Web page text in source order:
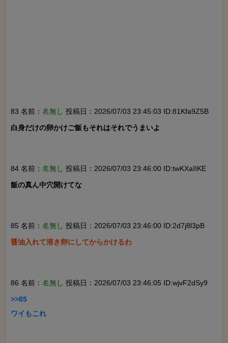
83 名前： 名無し 投稿日：2026/07/03 23:45:03 ID:81Kfa9Z5B
白身だけの卵かけご飯もそれはそれでうまいよ
84 名前： 名無し 投稿日：2026/07/03 23:46:00 ID:twKXaIIKE
飯の真ん中穴開けてな
85 名前： 名無し 投稿日：2026/07/03 23:46:00 ID:2d7j8l3pB
醤油入れて溶き卵にしてからかけるわ
86 名前： 名無し 投稿日：2026/07/03 23:46:05 ID:wjvF2dSy9
>>85
ワイもこれ